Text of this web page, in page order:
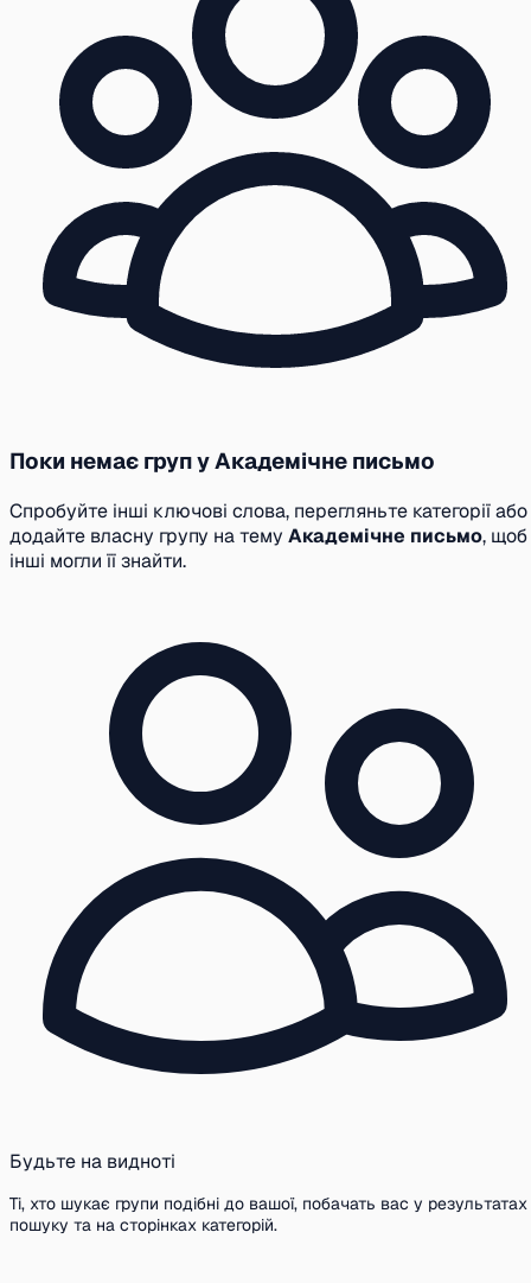
Поки немає груп у Академічне письмо
Спробуйте інші ключові слова, перегляньте категорії або
додайте власну групу на тему Академічне письмо, щоб
інші могли її знайти.
Будьте на видноті
Ті, хто шукає групи подібні до вашої, побачать вас у результатах
пошуку та на сторінках категорій.